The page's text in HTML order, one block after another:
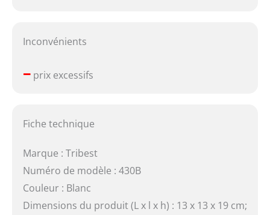
Inconvénients
–prix excessifs
Fiche technique
Marque : Tribest
Numéro de modèle : 430B
Couleur : Blanc
Dimensions du produit (L x l x h) : 13 x 13 x 19 cm;